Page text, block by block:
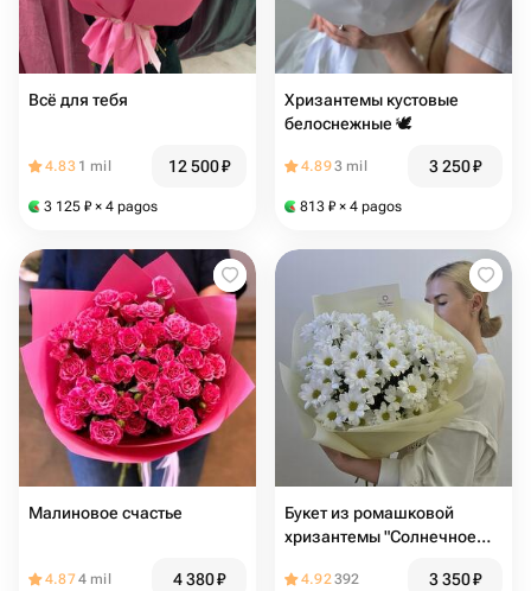
Всё для тебя
4.83 1 mil 12 500₽
3 125 ₽ × 4 pagos
Хризантемы кустовые
белоснежные 🕊️
4.893 mil 3 250₽
813 ₽ × 4 pagos
Малиновое счастье
4.874 mil 4 380₽
Букет из ромашковой
хризантемы "Солнечное
4.92392 3 350₽